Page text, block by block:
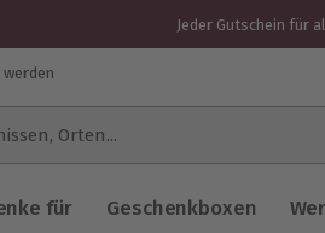
Jeder Gutschein für
für Geschenkboxen